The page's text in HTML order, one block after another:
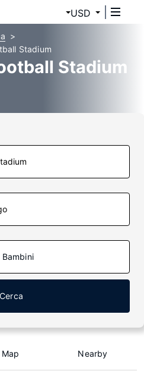
USD
Stadium
Stadium
Cerca
Map Nearby